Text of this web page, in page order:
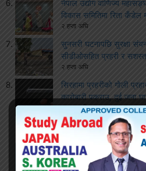
नेपाल उद्योग वाणिज्य
विकास समितिमा रिता कँडेल
२ हप्ता अघि
सुनसरी घटनापछि सुरक्षा
सीडीओसहित प्रहरी र
२ हप्ता अघि
सिरहामा प्रहरीको गोली
कारोबारी पक्राउ, दुई जना
२ हप्ता अघि